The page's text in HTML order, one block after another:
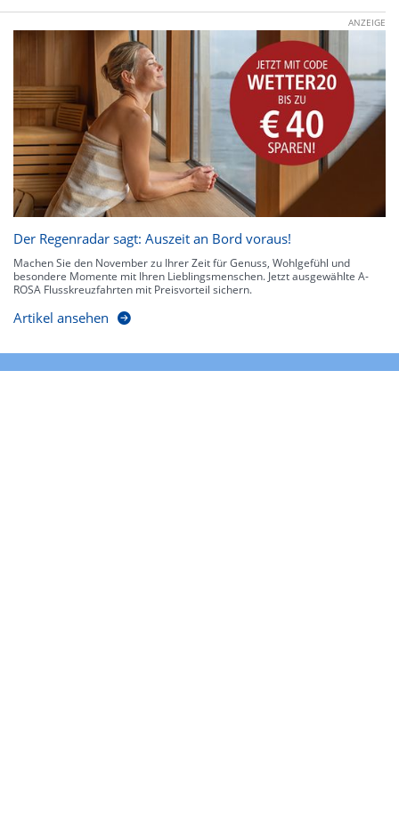
ANZEIGE
Der Regenradar sagt: Auszeit an Bord voraus!
Machen Sie den November zu Ihrer Zeit für Genuss, Wohlgefühl und
besondere Momente mit Ihren Lieblingsmenschen. Jetzt ausgewählte A-
ROSA Flusskreuzfahrten mit Preisvorteil sichern.
Artikel ansehen